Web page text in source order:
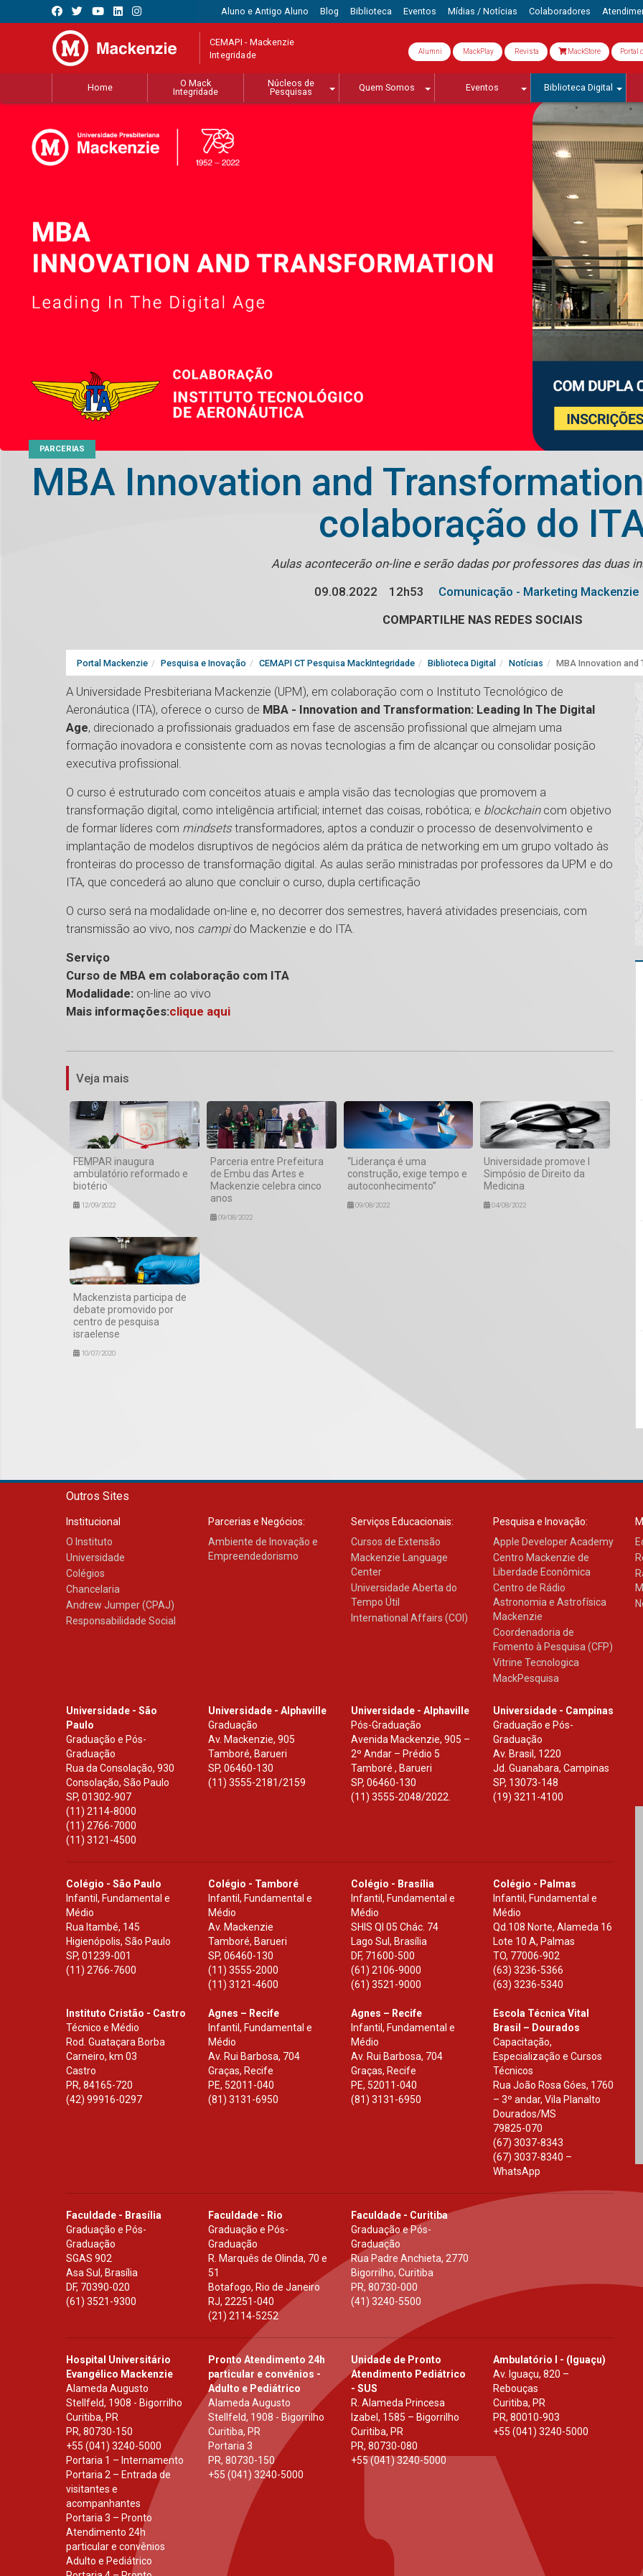
Aluno e Antigo Aluno Blog Biblioteca Eventos Mídias / Notícias Colaboradores
CEMAPI - Mackenzie
Integridade Alumni MackPlay Revista MackStore Portal
Home
O Mack
Integridade
Núcleos de
Pesquisas
Quem Somos Eventos Biblioteca Digital
PARCERIAS
MBA Innovation and
colaboração do
Aulas acontecerão on-line e serão dadas por professores das duas
09.08.2022
12h53
Comunicação - Marketing Mackenzie
COMPARTILHE NAS REDES SOCIAIS
Portal Mackenzie Pesquisa e Inovação CEMAPI CT Pesquisa MackIntegridade Biblioteca Digital Notícias MBA Innovation
A Universidade Presbiteriana Mackenzie (UPM), em colaboração com o Instituto Tecnológico de
Aeronáutica (ITA), oferece o curso de MBA - Innovation and Transformation: Leading ln The Digital
Age, direcionado a profissionais graduados em fase de ascensão profissional que almejam uma
formação inovadora e consistente com as novas tecnologias a fim de alcançar ou consolidar posição
executiva profissional.
O curso é estruturado com conceitos atuais e ampla visão das tecnologias que promovem a
transformação digital, como inteligência artificial; internet das coisas, robótica; e blockchain com objetivo
de formar líderes com mindsets transformadores, aptos a conduzir o processo de desenvolvimento e
implantação de modelos disruptivos de negócios além da prática de networking em um grupo voltado às
fronteiras do processo de transformação digital. As aulas serão ministradas por professores da UPM e do
ITA, que concederá ao aluno que concluir o curso, dupla certificação
O curso será na modalidade on-line e, no decorrer dos semestres, haverá atividades presenciais, com
transmissão ao vivo, nos campido Mackenzie e do ITA.
Serviço
Curso de MBA em colaboração com ITA
Modalidade: on-line ao vivo
Mais informações:clique aqui
Veja mais
FEMPAR inaugura
ambulatório reformado e
biotério
12/09/2022
Parceria entre Prefeitura
de Embu das Artes e
Mackenzie celebra cinco
anos
09/08/2022
“Liderança é uma
construção, exige tempo e
autoconhecimento”
09/08/2022
Universidade promove I
Simpósio de Direito da
Medicina
04/08/2022
Mackenzista participa de
debate promovido por
centro de pesquisa
israelense
10/07/2020
Outros Sites
Institucional
O Instituto
Universidade
Colégios
Chancelaria
Andrew Jumper (CPAJ)
Responsabilidade Social
Parcerias e Negócios:
Ambiente de Inovação e
Empreendedorismo
Serviços Educacionais:
Cursos de Extensão
Mackenzie Language
Center
Universidade Aberta do
Tempo Útil
International Affairs (COI)
Pesquisa e Inovação:
Apple Developer Academy
Centro Mackenzie de
Liberdade Econômica
Centro de Rádio
Astronomia e Astrofísica
Mackenzie
Coordenadoria de
Fomento à Pesquisa (CFP)
Vitrine Tecnologica
MackPesquisa
Universidade - São
Paulo
Graduação e Pós-
Graduação
Rua da Consolação, 930
Consolação, São Paulo
SP, 01302-907
(11) 2114-8000
(11) 2766-7000
(11) 3121-4500
Universidade - Alphaville
Graduação
Av. Mackenzie, 905
Tamboré, Barueri
SP,06460-130
(11) 3555-2181/2159
Universidade - Alphaville
Pós-Graduação
Avenida Mackenzie, 905 –
2º Andar – Prédio 5
Tamboré , Barueri
SP, 06460-130
(11) 3555-2048/2022.
Universidade - Campinas
Graduação e Pós-
Graduação
Av. Brasil, 1220
Jd. Guanabara, Campinas
SP, 13073-148
(19) 3211-4100
Colégio - São Paulo
Infantil, Fundamental e
Médio
Rua Itambé, 145
Higienópolis, São Paulo
SP, 01239-001
(11) 2766-7600
Colégio - Tamboré
Infantil, Fundamental e
Médio
Av. Mackenzie
Tamboré, Barueri
SP,06460-130
(11) 3555-2000
(11) 3121-4600
Colégio - Brasília
Infantil, Fundamental e
Médio
SHIS Ql 05 Chác. 74
Lago Sul, Brasília
DF, 71600-500
(61) 2106-9000
(61) 3521-9000
Colégio - Palmas
Infantil, Fundamental e
Médio
Qd.108 Norte, Alameda 16
Lote 10 A, Palmas
TO, 77006-902
(63) 3236-5366
(63) 3236-5340
Instituto Cristão - Castro
Técnico e Médio
Rod. Guataçara Borba
Carneiro, km 03
Castro
PR, 84165-720
(42) 99916-0297
Agnes – Recife
Infantil, Fundamental e
Médio
Av. Rui Barbosa, 704
Graças, Recife
PE, 52011-040
(81) 3131-6950
Agnes – Recife
Infantil, Fundamental e
Médio
Av. Rui Barbosa, 704
Graças, Recife
PE, 52011-040
(81) 3131-6950
Escola Técnica Vital
Brasil – Dourados
Capacitação,
Especialização e Cursos
Técnicos
Rua João Rosa Góes, 1760
– 3º andar, Vila Planalto
Dourados/MS
79825-070
(67) 3037-8343
(67) 3037-8340 –
WhatsApp
Faculdade - Brasília
Graduação e Pós-
Graduação
SGAS 902
Asa Sul, Brasília
DF, 70390-020
(61) 3521-9300
Faculdade - Rio
Graduação e Pós-
Graduação
R. Marquês de Olinda, 70 e
51
Botafogo, Rio de Janeiro
RJ,22251-040
(21) 2114-5252
Faculdade - Curitiba
Graduação e Pós-
Graduação
Rua Padre Anchieta, 2770
Bigorrilho, Curitiba
PR, 80730-000
(41) 3240-5500
Hospital Universitário
Evangélico Mackenzie
Alameda Augusto
Stellfeld, 1908 - Bigorrilho
Curitiba, PR
PR, 80730-150
+55 (041) 3240-5000
Portaria 1 – Internamento
Portaria 2 – Entrada de
visitantes e
acompanhantes
Portaria 3 – Pronto
Atendimento 24h
particular e convênios
Adulto e Pediátrico
Pronto Atendimento 24h
particular e convênios -
Adulto e Pediátrico
Alameda Augusto
Stellfeld, 1908 - Bigorrilho
Curitiba, PR
Portaria 3
PR,80730-150
+55 (041) 3240-5000
Unidade de Pronto
Atendimento Pediátrico
- SUS
R. Alameda Princesa
Izabel, 1585 – Bigorrilho
Curitiba, PR
PR, 80730-080
+55 (041) 3240-5000
Ambulatório I - (Iguaçu)
Av. Iguaçu, 820 –
Rebouças
Curitiba, PR
PR, 80010-903
+55 (041) 3240-5000